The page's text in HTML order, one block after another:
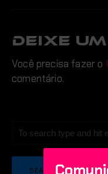
DEIXE
Você precisa fazer o
comentário.